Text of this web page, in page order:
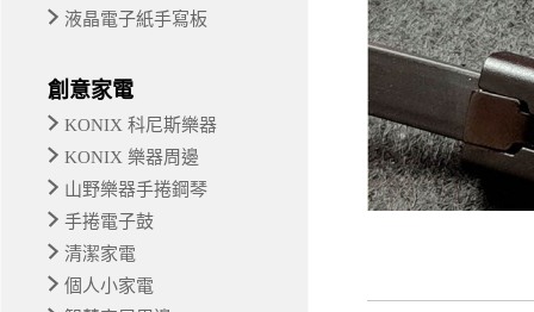
液晶電子紙手寫板
創意家電
KONIX 科尼斯樂器
KONIX 樂器周邊
山野樂器手捲鋼琴
手捲電子鼓
清潔家電
個人小家電